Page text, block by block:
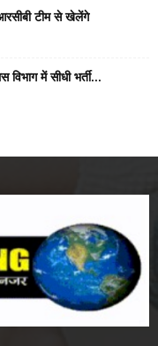
टीम से खेलेंगे
में सीधी भर्ती...